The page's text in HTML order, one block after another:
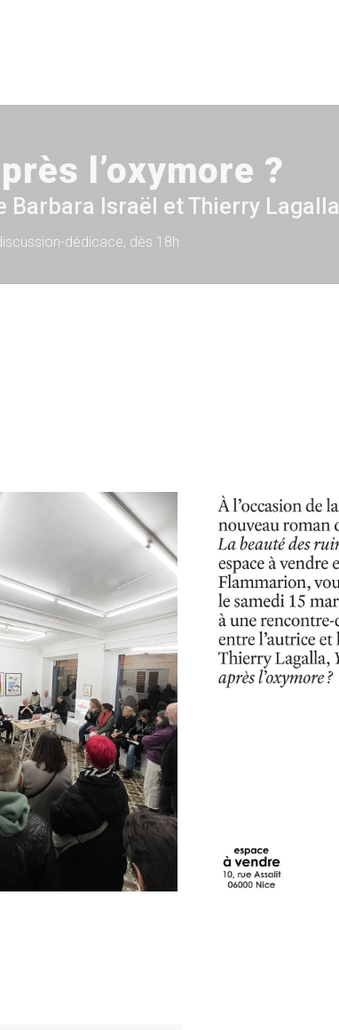
l’oxymore ?
Barbara Israël et Thierry Lagalla
dédicace, dès 18h